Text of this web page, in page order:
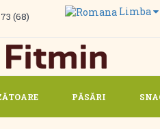
(68)
Limba
PĂSĂRI